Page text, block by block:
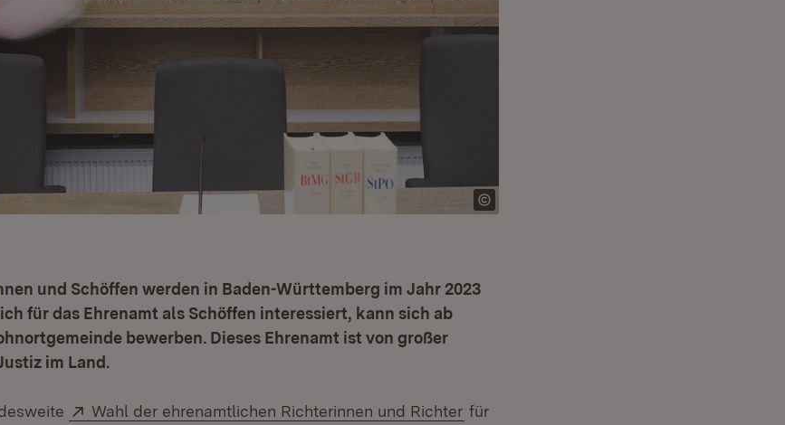
und Schöffen werden in Baden-Württemberg im Jahr 2023
für das Ehrenamt als Schöffen interessiert, kann sich ab
bewerben. Dieses Ehrenamt ist von großer
im Land.
Extern:
Wahl der ehrenamtlichen Richterinnen und Richter (Öffnet in neuem Fenster)
für